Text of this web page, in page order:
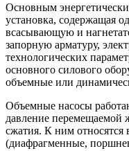
Основным
установка, содержащая
всасывающую и
запорную арматуру,
технологических
основного силового
объемные или
Объемные насосы
давление перемещаемой
сжатия. К ним относятся
(диафрагменные,